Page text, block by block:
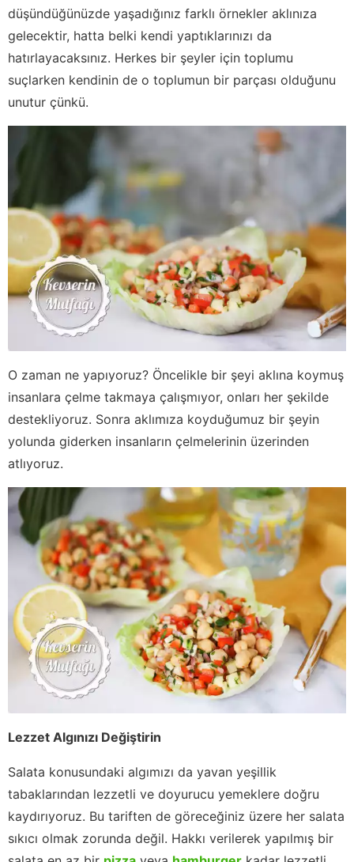
düşündüğünüzde yaşadığınız farklı örnekler aklınıza
gelecektir, hatta belki kendi yaptıklarınızı da
hatırlayacaksınız. Herkes bir şeyler için toplumu
suçlarken kendinin de o toplumun bir parçası olduğunu
unutur çünkü.
O zaman ne yapıyoruz? Öncelikle bir şeyi aklına koymuş
insanlara çelme takmaya çalışmıyor, onları her şekilde
destekliyoruz. Sonra aklımıza koyduğumuz bir şeyin
yolunda giderken insanların çelmelerinin üzerinden
atlıyoruz.
Lezzet Algınızı Değiştirin
Salata konusundaki algımızı da yavan yeşillik
tabaklarından lezzetli ve doyurucu yemeklere doğru
kaydırıyoruz. Bu tariften de göreceğiniz üzere her salata
sıkıcı olmak zorunda değil. Hakkı verilerek yapılmış bir